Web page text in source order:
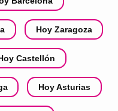
Hoy Zaragoza
Castellón
Hoy Asturias